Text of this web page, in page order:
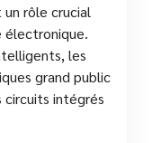
rôle crucial
électronique.
les
grand public
circuits intégrés